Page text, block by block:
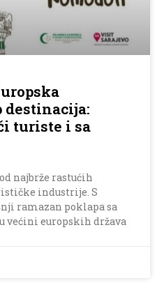
destinacija:
turiste i sa
najbrže rastućih
industrije. S
ramazan poklapa sa
većini europskih država